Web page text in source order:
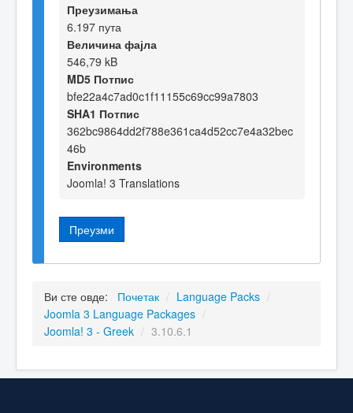
Преузимања
6.197 пута
Величина фајла
546,79 kB
MD5 Потпис
bfe22a4c7ad0c1f11155c69cc99a7803
SHA1 Потпис
362bc9864dd2f788e361ca4d52cc7e4a32bec
46b
Environments
Joomla! 3 Translations
Преузми
Ви сте овде: Почетак / Language Packs /
Joomla 3 Language Packages /
Joomla! 3 - Greek / 3.10.6.1